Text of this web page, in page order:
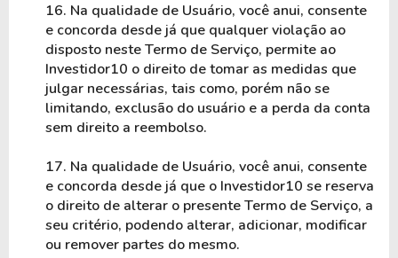
16. Na qualidade de Usuário, você anui, consente
e concorda desde já que qualquer violação ao
disposto neste Termo de Serviço, permite ao
Investidor10 o direito de tomar as medidas que
julgar necessárias, tais como, porém não se
limitando, exclusão do usuário e a perda da conta
sem direito a reembolso.
17. Na qualidade de Usuário, você anui, consente
e concorda desde já que o Investidor10 se reserva
o direito de alterar o presente Termo de Serviço, a
seu critério, podendo alterar, adicionar, modificar
ou remover partes do mesmo.